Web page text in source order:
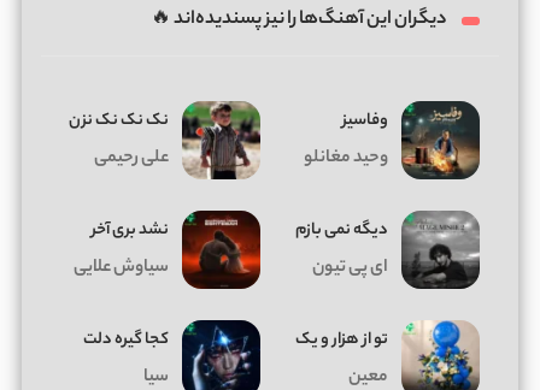
دیگران این آهنگ‌ها را نیز پسندیده‌اند 🔥
وفاسیز
وحید مغانلو
نک نک نک نزن
علی رحیمی
دیگه نمی بازم
ای پی تیون
نشد بری آخر
سیاوش علایی
تو از هزار و یک
معین
کجا گیره دلت
سیا